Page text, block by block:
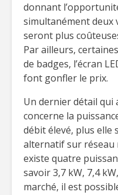
donnant
simultanément deux
seront plus
Par ailleurs,
de badges, l’écran
font gonfler le prix.
Un dernier détail qui
concerne la
débit élevé, plus elle
alternatif sur réseau
existe quatre
savoir 3,7 kW, 7,4
marché, il est